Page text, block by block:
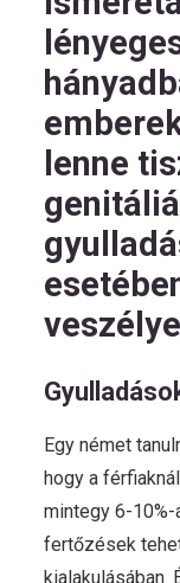
lenne
Egy német
hogy a
mintegy 6-
fertőzések
kialakulásában.